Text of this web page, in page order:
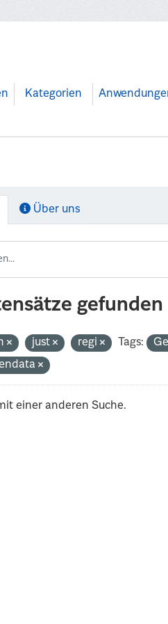
Kategorien
Über uns
gefunden
just regi Tags:
einer anderen Suche.